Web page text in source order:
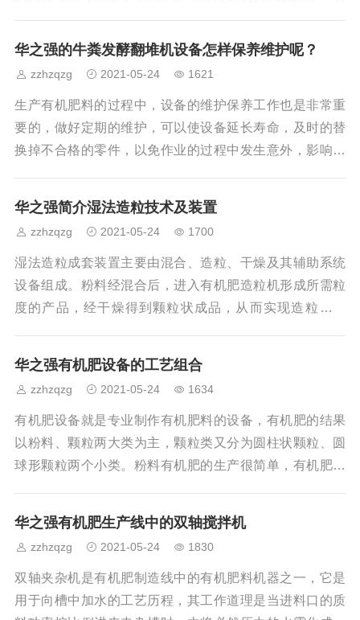
理装置，避免颗粒出现裂纹、易碎等现象。2、造粒机禁止
空机无负荷运转，必须热机加料运转，这样可避免发生粘
杠(抱轴)现象;3、注意摸清机子的运行规律;如、机温高低，
转速快慢，可根据情况，及时处理;4、存放环境要干净整
洁，湿度适中;5、定时有机肥造粒机进
华之强的牛粪发酵翻堆机设备怎样保养维护呢？
zzhzqzg 2021-05-24 1621
生产有机肥料的过程中，设备的维护保养工作也是非常重
要的，做好定期的维护，可以使设备延长寿命，及时的替
换掉不合格的零件，以免作业的过程中发生意外，影响设
轮油，检查各部位轴承，拆开清洗后涂新黄油、装好，如
磨损严重应予以更换。2、将设备上防尘罩取下，检查拧紧
各传动杆上的螺栓。防止因传动杆上的螺栓松动导致各部
件传动不到位造成机件磨损报废。3、将驾驶室的座椅和座
椅下的盖板取下，检查拧紧传动轴上的螺栓。防止
华之强简介湿法造粒技术及装置
zzhzqzg 2021-05-24 1700
湿法造粒成套装置主要由混合、造粒、干燥及其辅助系统
设备组成。粉料经混合后，进入有机肥造粒机形成所需粒
度的产品，经干燥得到颗粒状成品，从而实现造粒的目
径一般在0.7~2.0mm之间选择，颗粒形状为圆柱状，成粒
率≥95%,单螺杆挤出造粒机兼有一定的混合、捏和功能，
能有效防止物料"抱杆"，尤其适用于触变性物料的挤条、造
粒生产。造粒品直径一般在1.5~12mm之间选择，颗粒形状
华之强有机肥设备的工艺组合
zzhzqzg 2021-05-24 1634
有机肥设备就是专业制作有机肥料的设备，有机肥的结果
以粉料、颗粒两大类为主，颗粒类又分为圆柱状颗粒、圆
球形颗粒两个小类。粉料有机肥的生产很简单，有机肥设
用圆盘造粒机、搅齿造粒机来实现。其中球形有机肥颗粒
的生产最为复杂，球形颗粒有机肥的生产是在颗粒类有机
肥生产的基础上在制粒后面添加有机肥抛圆机、滚筒筛分
机、有机肥包装机等。还有一部分有机肥要求是球形颗
华之强有机肥生产线中的双轴搅拌机
zzhzqzg 2021-05-24 1830
双轴夹杂机是有机肥制造线中的有机肥料机器之一，它是
用于向槽中加水的工艺历程，其工作道理是当进料口的质